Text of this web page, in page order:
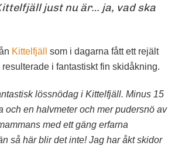
just nu är… ja, vad ska
Kittelfjäll
som i dagarna fått ett rejält
i fantastiskt fin skidåkning.
lössnödag i Kittelfjäll. Minus 15
och en halvmeter och mer pudersnö av
med ett gäng erfarna
så här blir det inte! Jag har åkt skidor